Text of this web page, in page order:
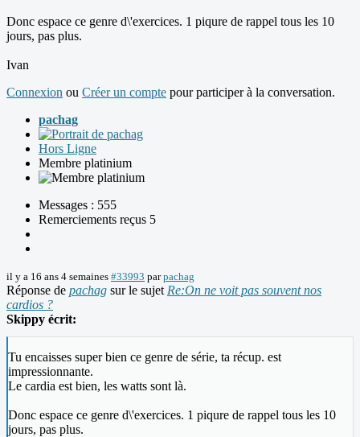
Donc espace ce genre d\'exercices. 1 piqure de rappel tous les 10
jours, pas plus.
Ivan
Connexion ou Créer un compte pour participer à la conversation.
pachag
Hors Ligne
Membre platinium
Messages : 555
Remerciements reçus 5
il y a 16 ans 4 semaines #33993 parpachag
Réponse de pachag sur le sujet Re:On ne voit pas souvent nos
cardios ?
Skippy écrit:
Tu encaisses super bien ce genre de série, ta récup. est
impressionnante.
Le cardia est bien, les watts sont là.
Donc espace ce genre d\'exercices. 1 piqure de rappel tous les 10
jours, pas plus.